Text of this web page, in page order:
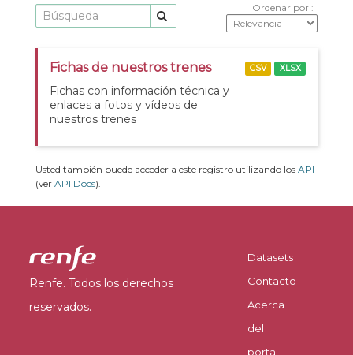
Ordenar por
Fichas de nuestros trenes
Fichas con información técnica y
enlaces a fotos y vídeos de
nuestros trenes
CSV XLSX
Usted también puede acceder a este registro utilizando los API
(ver API Docs).
Renfe. Todos los derechos
reservados.
Datasets
Contacto
Acerca
del
portal